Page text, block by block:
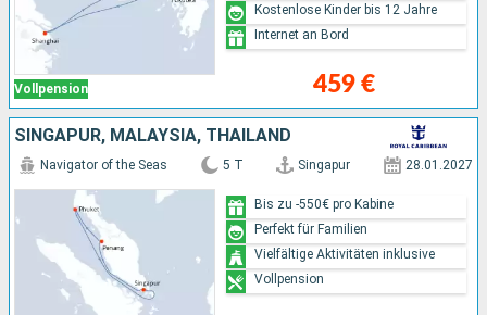
Vollpension 459 €
Kostenlose Kinder bis 12 Jahre
Internet an Bord
SINGAPUR, MALAYSIA, THAILAND
Navigator of the Seas 5 T Singapur 28.01.2027
Bis zu -550€ pro Kabine
Perfekt für Familien
Vielfältige Aktivitäten inklusive
Vollpension